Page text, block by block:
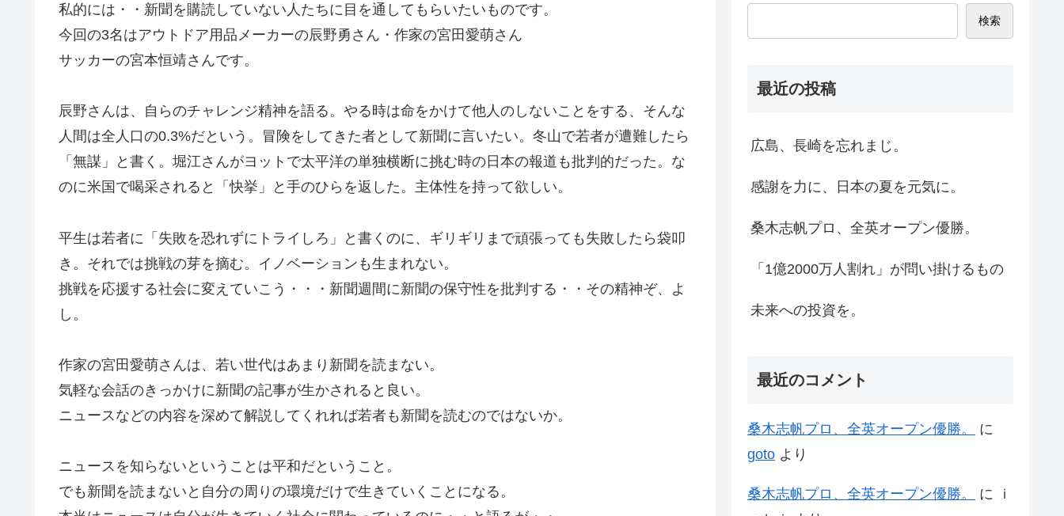
私的には・・新聞を購読していない人たちに目を通してもらいたいものです。
今回の3名はアウトドア用品メーカーの辰野勇さん・作家の宮田愛萌さん
サッカーの宮本恒靖さんです。
辰野さんは、自らのチャレンジ精神を語る。やる時は命をかけて他人のしないことをする、そんな
人間は全人口の0.3%だという。冒険をしてきた者として新聞に言いたい。冬山で若者が遭難したら
「無謀」と書く。堀江さんがヨットで太平洋の単独横断に挑む時の日本の報道も批判的だった。な
のに米国で喝采されると「快挙」と手のひらを返した。主体性を持って欲しい。
平生は若者に「失敗を恐れずにトライしろ」と書くのに、ギリギリまで頑張っても失敗したら袋叩
き。それでは挑戦の芽を摘む。イノベーションも生まれない。
挑戦を応援する社会に変えていこう・・・新聞週間に新聞の保守性を批判する・・その精神ぞ、よ
し。
作家の宮田愛萌さんは、若い世代はあまり新聞を読まない。
気軽な会話のきっかけに新聞の記事が生かされると良い。
ニュースなどの内容を深めて解説してくれれば若者も新聞を読むのではないか。
ニュースを知らないということは平和だということ。
でも新聞を読まないと自分の周りの環境だけで生きていくことになる。
検索
最近の投稿
広島、長崎を忘れまじ。
感謝を力に、日本の夏を元気に。
桑木志帆プロ、全英オープン優勝。
「1億2000万人割れ」が問い掛けるもの
未来への投資を。
最近のコメント
桑木志帆プロ、全英オープン優勝。
に
goto より
桑木志帆プロ、全英オープン優勝。 に
ｉ